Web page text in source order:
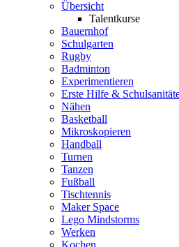
Übersicht
Talentkurse
Bauernhof
Schulgarten
Rugby
Badminton
Experimentieren
Erste Hilfe &
Nähen
Basketball
Mikroskopieren
Handball
Turnen
Tanzen
Fußball
Tischtennis
Maker Space
Lego Mindstorms
Werken
Kochen